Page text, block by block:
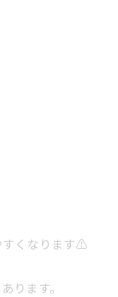
すくなります⚠️
ります。